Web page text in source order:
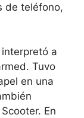
de teléfono,
a
Tuvo
en una
En